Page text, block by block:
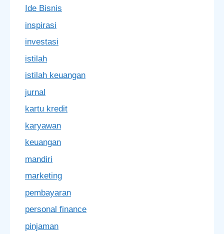
Ide Bisnis
inspirasi
investasi
istilah
istilah keuangan
jurnal
kartu kredit
karyawan
keuangan
mandiri
marketing
pembayaran
personal finance
pinjaman